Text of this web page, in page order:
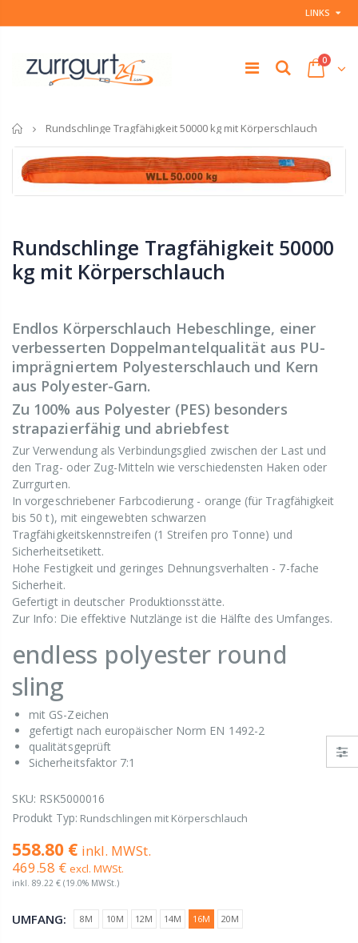
LINKS
0
Startseite
Rundschlinge Tragfähigkeit 50000 kg mit Körperschlauch
Rundschlinge Tragfähigkeit 50000
kg mit Körperschlauch
Endlos Körperschlauch Hebeschlinge, einer
verbesserten Doppelmantelqualität aus PU-
imprägniertem Polyesterschlauch und Kern
aus Polyester-Garn.
Zu 100% aus Polyester (PES) besonders
strapazierfähig und abriebfest
Zur Verwendung als Verbindungsglied zwischen der Last und
den Trag- oder Zug-Mitteln wie verschiedensten Haken oder
Zurrgurten.
In vorgeschriebener Farbcodierung - orange (für Tragfähigkeit
bis 50 t), mit eingewebten schwarzen
Tragfähigkeitskennstreifen (1 Streifen pro Tonne) und
Sicherheitsetikett.
Hohe Festigkeit und geringes Dehnungsverhalten - 7-fache
Sicherheit.
Gefertigt in deutscher Produktionsstätte.
Zur Info: Die effektive Nutzlänge ist die Hälfte des Umfanges.
endless polyester round
sling
mit GS-Zeichen
gefertigt nach europäischer Norm EN 1492-2
qualitätsgeprüft
Sicherheitsfaktor 7:1
SKU: RSK5000016
Produkt Typ: Rundschlingen mit Körperschlauch
558.80 € inkl. MWSt.
469.58 € excl. MWSt.
inkl. 89.22 € (19.0% MWSt.)
UMFANG: 8M 10M 12M 14M 16M 20M